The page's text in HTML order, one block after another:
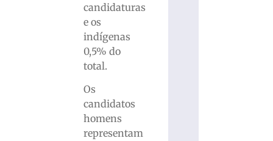
candidaturas
e os
indígenas
0,5% do
total.
Os
candidatos
homens
representam